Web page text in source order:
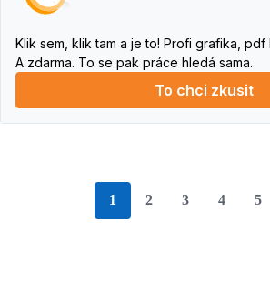
Klik sem, klik tam a je to! Profi grafika, pdf
A zdarma. To se pak práce hledá sama.
To chci zkusit
stránka
1 2 3 4 5